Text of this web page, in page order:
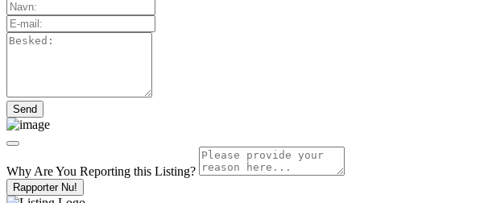
Why Are You Reporting this Listing?
Rapporter Nu!